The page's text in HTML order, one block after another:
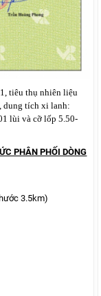
tiêu thụ nhiên liệu
dung tích xi lanh:
lùi và cỡ lốp 5.50-
PHÂN PHỐI DÒNG
3.5km)